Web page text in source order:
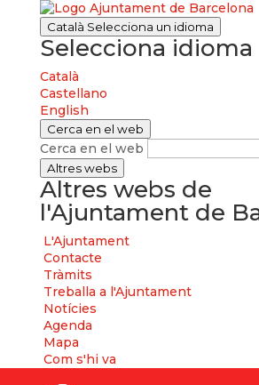
Català Selecciona un idioma
Selecciona idioma
Català
Castellano
English
Cerca en el web
Cerca en el web
Altres webs
Altres webs de
l'Ajuntament de
L'Ajuntament
Contacte
Tràmits
Treballa a l'Ajuntament
Notícies
Agenda
Mapa
Com s'hi va